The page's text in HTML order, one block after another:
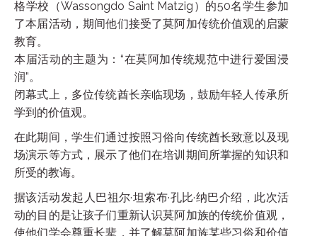
格学校（Wassongdo Saint Matzig）的50名学生参加
了本届活动，期间他们接受了莫阿加传统价值观的启蒙
教育。
本届活动的主题为：“在莫阿加传统规范中进行爱国浸
润”。
闭幕式上，多位传统酋长亲临现场，鼓励年轻人传承所
学到的价值观。
在此期间，学生们通过按照习俗向传统酋长致意以及现
场演示等方式，展示了他们在培训期间所掌握的知识和
所受的教诲。
据该活动发起人巴祖尔·坦索布·孔比·纳巴介绍，此次活
动的目的是让孩子们重新认识莫阿加族的传统价值观，
使他们学会尊重长辈，并了解莫阿加族某些习俗和价值